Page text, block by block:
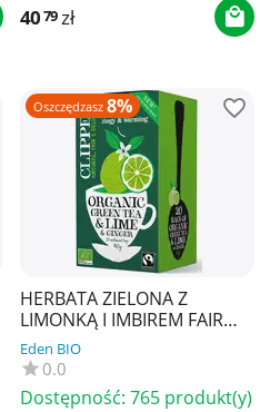
4079zł
Oszczędzasz 8%
HERBATA ZIELONA Z
LIMONKĄ I IMBIREM FAIR
TRADE BIO (20 x 2 g) 40 g -
CLIPPER
Eden BIO
0.0
Dostępność: 765 produkt(y)